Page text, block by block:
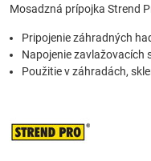
Mosadzná prípojka Strend
Pripojenie záhradných
Napojenie zavlažovacích
Použitie v záhradách,